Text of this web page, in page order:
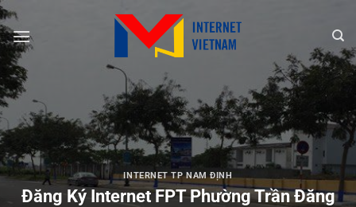
Chuyển
đến
nội
dung
INTERNET TP NAM ĐỊNH
Đăng Ký Internet FPT Phường Trần Đăng